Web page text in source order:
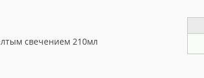
свечением 210мл